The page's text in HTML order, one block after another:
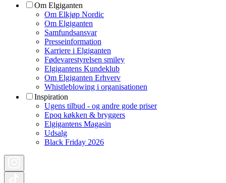
Om Elgiganten
Om Elkjøp Nordic
Om Elgiganten
Samfundsansvar
Presseinformation
Karriere i Elgiganten
Fødevarestyrelsen smiley
Elgigantens Kundeklub
Om Elgiganten Erhverv
Whistleblowing i organisationen
Inspiration
Ugens tilbud - og andre gode priser
Epoq køkken & bryggers
Elgigantens Magasin
Udsalg
Black Friday 2026